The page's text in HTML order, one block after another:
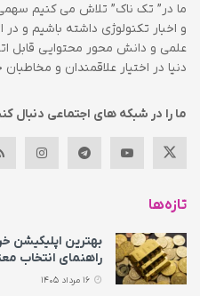
ما در” تک ناک” تلاش می کنیم
و اخبار تکنولوژی داشته باشیم و
علمی و دانش محور محتوایی قابل
دنیا در اختیار علاقمندان و
ما را در شبکه های اجتماعی دنبال
تازه‌ها
بهترین اپلیکیشن
راهنمای انتخاب